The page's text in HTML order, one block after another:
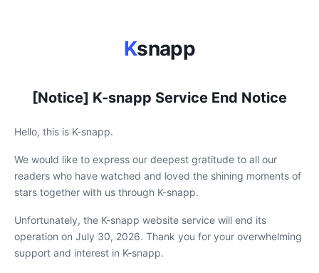
Ksnapp
[Notice] K-snapp Service End Notice
Hello, this is K-snapp.
We would like to express our deepest gratitude to all our
readers who have watched and loved the shining moments of
stars together with us through K-snapp.
Unfortunately, the K-snapp website service will end its
operation on July 30, 2026. Thank you for your overwhelming
support and interest in K-snapp.